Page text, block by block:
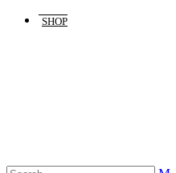
SHOP